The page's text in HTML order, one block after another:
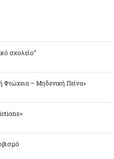
σχολείο”
Φτώχεια – Μηδενική Πείνα»